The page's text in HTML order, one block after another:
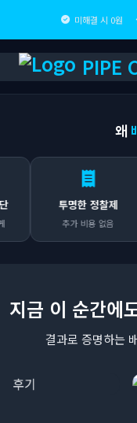
미해결 시 0원
PIPE
왜
투명한 정찰제
추가 비용 없음
지금 이 순간에
결과로 증명하는